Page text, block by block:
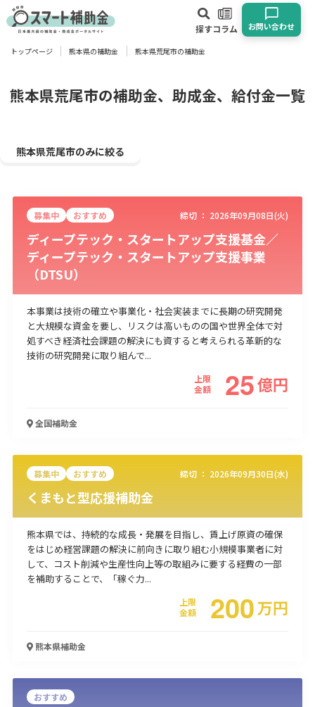
探すコラム お問い合わせ
対象
物流・運輸業 製造業 情報通信業 卸売･小売業
飲食業
建設･不動産業
宿泊･旅館業
その他
使い道
経営改善・経営強化 販路拡大
特許・知的財産
環境・省エネ
トップページ 熊本県の補助金 熊本県荒尾市の補助金
熊本県荒尾市の補助金、助成金、給付金一覧
熊本県荒尾市のみに絞る
募集中 おすすめ 締切 ： 2026年09月08日(火)
ディープテック・スタートアップ支援基金／
ディープテック・スタートアップ支援事業
（DTSU）
本事業は技術の確立や事業化・社会実装までに長期の研究開発
と大規模な資金を要し、リスクは高いものの国や世界全体で対
処すべき経済社会課題の解決にも資すると考えられる革新的な
技術の研究開発に取り組んで...
上限
金額
25億円
全国補助金
募集中 おすすめ 締切 ： 2026年09月30日(水)
くまもと型応援補助金
熊本県では、持続的な成長・発展を目指し、賃上げ原資の確保
をはじめ経営課題の解決に前向きに取り組む小規模事業者に対
して、コスト削減や生産性向上等の取組みに要する経費の一部
を補助することで、「稼ぐ力...
上限
金額
200万円
熊本県補助金
おすすめ